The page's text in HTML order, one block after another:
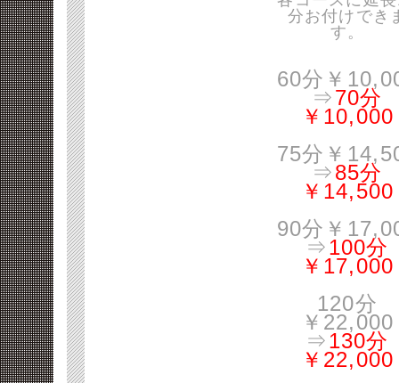
分お付けでき
す。
60分￥
⇒70分
￥10,000
75分￥
⇒85分
￥14,500
90分￥
⇒100分
￥17,000
120分
￥22,000
⇒130分
￥22,000